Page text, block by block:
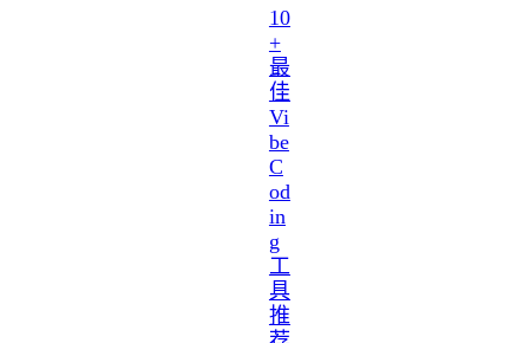
10
+
最
佳
Vi
be
C
od
in
g
工
具
推